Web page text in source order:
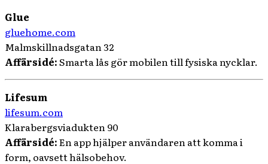
Glue
gluehome.com
Malmskillnadsgatan 32
Affärsidé:Smarta lås gör mobilen till fysiska nycklar.
Lifesum
lifesum.com
Klarabergsviadukten 90
Affärsidé:En app hjälper användaren att komma i
form, oavsett hälsobehov.